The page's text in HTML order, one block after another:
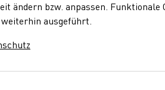
tragen unsere
sind Ausdruck unserer
ändern bzw. anpassen. Funktionale
ausgeführt.